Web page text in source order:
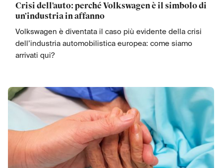
Crisi dell’auto: perché Volkswagen è il simbolo di
un’industria in affanno
Volkswagen è diventata il caso più evidente della crisi
dell’industria automobilistica europea: come siamo
arrivati qui?